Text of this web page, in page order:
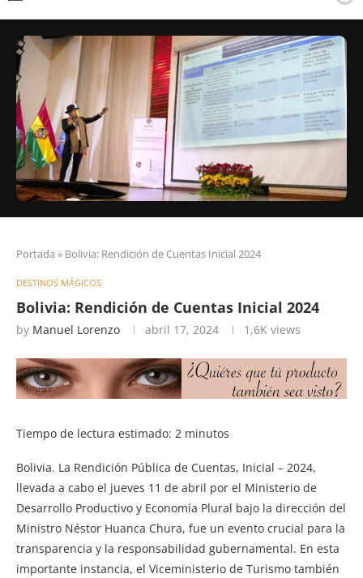
Portada » Bolivia: Rendición de Cuentas Inicial 2024
DESTINOS MÁGICOS
Bolivia: Rendición de Cuentas Inicial 2024
by Manuel Lorenzo abril 17, 2024 1,6K views
Tiempo de lectura estimado: 2 minutos
Bolivia. La Rendición Pública de Cuentas, Inicial – 2024,
llevada a cabo el jueves 11 de abril por el Ministerio de
Desarrollo Productivo y Economía Plural bajo la dirección del
Ministro Néstor Huanca Chura, fue un evento crucial para la
transparencia y la responsabilidad gubernamental. En esta
importante instancia, el Viceministerio de Turismo también